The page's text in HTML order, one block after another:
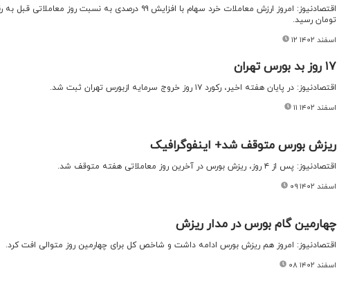
تومان رسید.
۱۲ اسفند ۱۴۰۲
۱۷ روز بد بورس تهران
اقتصادنیوز: در پایان هفته اخیر، رکورد ۱۷ روز خروج سرمایه ازبورس تهران ثبت شد.
۱۱ اسفند ۱۴۰۲
ریزش بورس متوقف شد+ اینفوگرافیک
اقتصادنیوز: پس از ۴ روز، ریزش بورس در آخرین روز معاملاتی هفته متوقف شد.
۰۹ اسفند ۱۴۰۲
چهارمین گام بورس در مدار ریزش
اقتصادنیوز: امروز هم ریزش بورس ادامه داشت و شاخص کل برای چهارمین روز متوالی افت کرد.
۰۸ اسفند ۱۴۰۲